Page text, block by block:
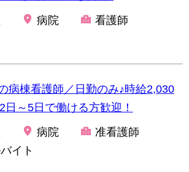
病院
看護師
病棟看護師／日勤のみ♪時給2,030
日～5日で働ける方歓迎！
病院
准看護師
イト